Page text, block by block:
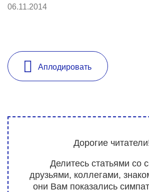
06.11.2014
Аплодировать
Дорогие
Делитесь статьями со
друзьями, коллегами,
они Вам показались